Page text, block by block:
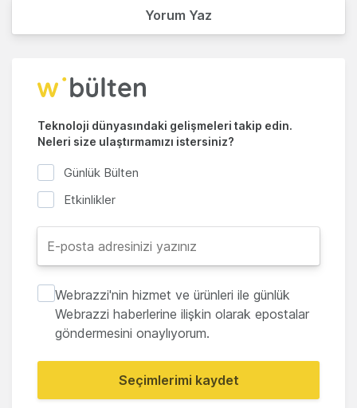
Yorum Yaz
Teknoloji dünyasındaki gelişmeleri takip edin.
Neleri size ulaştırmamızı istersiniz?
Günlük Bülten
Etkinlikler
Webrazzi'nin hizmet ve ürünleri ile günlük
Webrazzi haberlerine ilişkin olarak epostalar
göndermesini onaylıyorum.
Seçimlerimi kaydet